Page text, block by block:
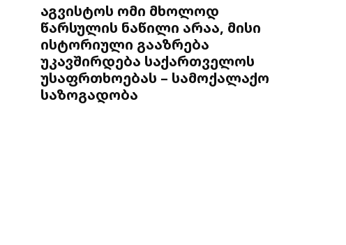
აგვისტოს ომი მხოლოდ
წარსულის ნაწილი არაა, მისი
ისტორიული გააზრება
უკავშირდება საქართველოს
უსაფრთხოებას – სამოქალაქო
საზოგადობა